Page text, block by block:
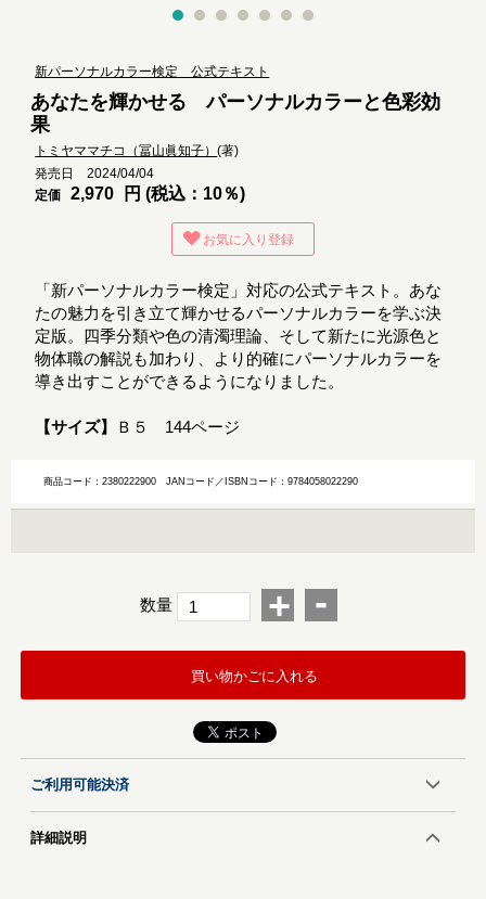
新パーソナルカラー検定 公式テキスト
あなたを輝かせる パーソナルカラーと色彩効
果
トミヤママチコ（冨山眞知子）(著)
発売日 2024/04/04
定価
2,970 円 (税込：10％)
お気に入り登録
「新パーソナルカラー検定」対応の公式テキスト。あな
たの魅力を引き立て輝かせるパーソナルカラーを学ぶ決
定版。四季分類や色の清濁理論、そして新たに光源色と
物体職の解説も加わり、より的確にパーソナルカラーを
導き出すことができるようになりました。
【サイズ】 Ｂ５ 144ページ
商品コード：2380222900JANコード／ISBNコード：9784058022290
数量 + -
買い物かごに入れる
ご利用可能決済
詳細説明